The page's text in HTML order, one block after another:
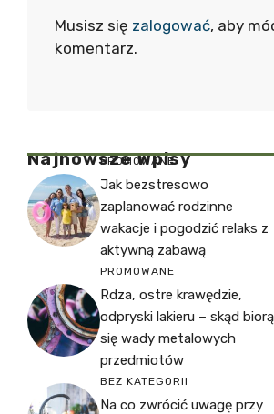
Musisz się zalogować, aby
komentarz.
Najnowsze Wpisy
PROMOWANE
Jak bezstresowo
zaplanować rodzinne
wakacje i pogodzić relaks z
aktywną zabawą
PROMOWANE
Rdza, ostre krawędzie,
odpryski lakieru – skąd biorą
się wady metalowych
przedmiotów
BEZ KATEGORII
Na co zwrócić uwagę przy